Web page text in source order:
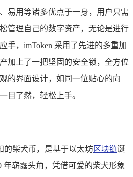
易用等诸多优点于一身，用户只需
管理自己的数字资产，无论是进行
手，imToken 采用了先进的多重加
加上了一把坚固的安全锁，全方位
的界面设计，如同一位贴心的向
目了然，轻松上手。
的柴犬币，是基于以太坊区块链诞
年崭露头角，凭借可爱的柴犬形象